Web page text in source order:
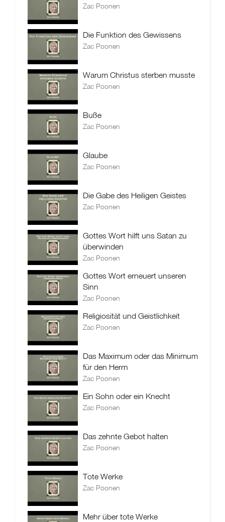
Zac Poonen
Die Funktion des Gewissens
Zac Poonen
Warum Christus sterben musste
Zac Poonen
Buße
Zac Poonen
Glaube
Zac Poonen
Die Gabe des Heiligen Geistes
Zac Poonen
Gottes Wort hilft uns Satan zu
überwinden
Zac Poonen
Gottes Wort erneuert unseren
Sinn
Zac Poonen
Religiosität und Geistlichkeit
Zac Poonen
Das Maximum oder das Minimum
für den Herrn
Zac Poonen
Ein Sohn oder ein Knecht
Zac Poonen
Das zehnte Gebot halten
Zac Poonen
Tote Werke
Zac Poonen
Mehr über tote Werke